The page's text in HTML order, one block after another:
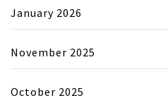
January 2026
November 2025
October 2025